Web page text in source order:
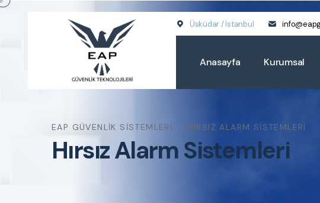
Üsküdar / İstanbul
Anasayfa Kurumsal
EAP GÜVENLIK SISTEMLERI HIRSIZ ALARM SISTEMLERI
Hırsız Alarm Sistemleri